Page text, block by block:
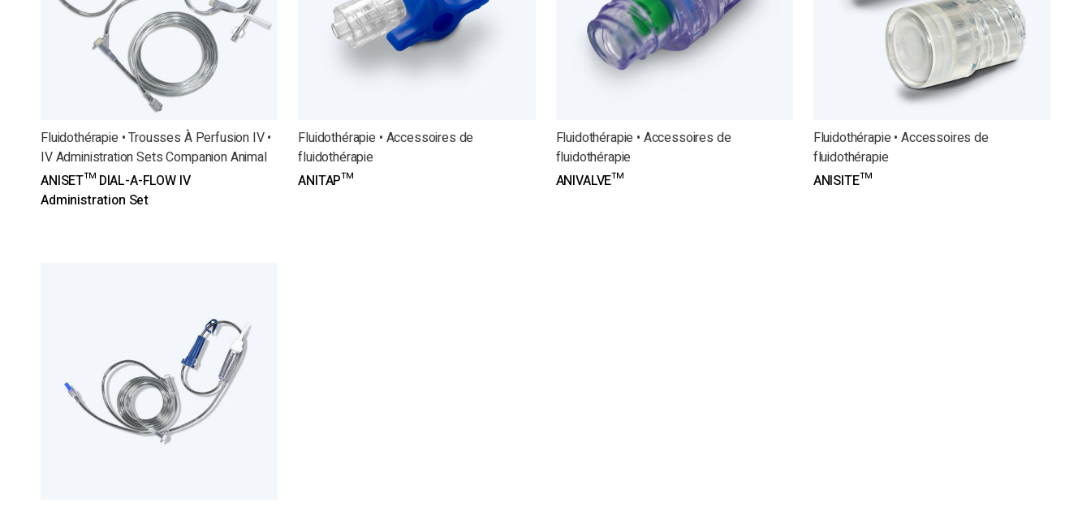
Fluidothérapie • Trousses À Perfusion IV •
IV Administration Sets Companion Animal
ANISET™ DIAL-A-FLOW IV
Administration Set
Fluidothérapie • Accessoires de
fluidothérapie
ANITAP™
Fluidothérapie • Accessoires de
fluidothérapie
ANIVALVE™
Fluidothérapie • Accessoires de
fluidothérapie
ANISITE™